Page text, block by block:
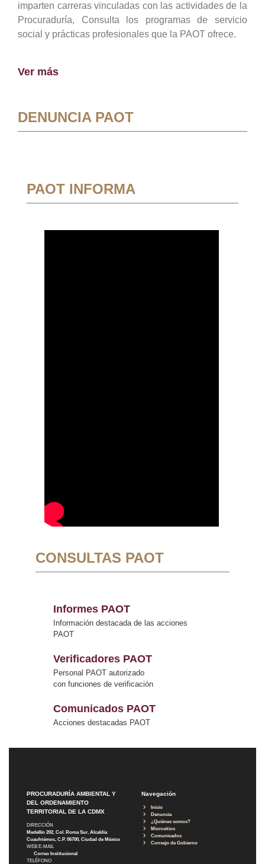
imparten carreras vinculadas con las actividades de la
Procuraduría, Consulta los programas de servicio
social y prácticas profesionales que la PAOT ofrece.
Ver más
DENUNCIA PAOT
PAOT INFORMA
CONSULTAS PAOT
Informes PAOT
Información destacada de las acciones
PAOT
Verificadores PAOT
Personal PAOT autorizado
con funciones de verificación
Comunicados PAOT
Acciones destacadas PAOT
PROCURADURÍA AMBIENTAL Y
DEL ORDENAMIENTO
TERRITORIAL DE LA CDMX
DIRECCIÓN
Medellín 202, Col. Roma Sur, Alcaldía
Cuauhtémoc, C.P. 06700, Ciudad de México
WEB E-MAIL
Correo Institucional
TELÉFONO
Navegación
Inicio
Denuncia
¿Quiénes somos?
Micrositios
Comunicados
Consejo de Gobierno